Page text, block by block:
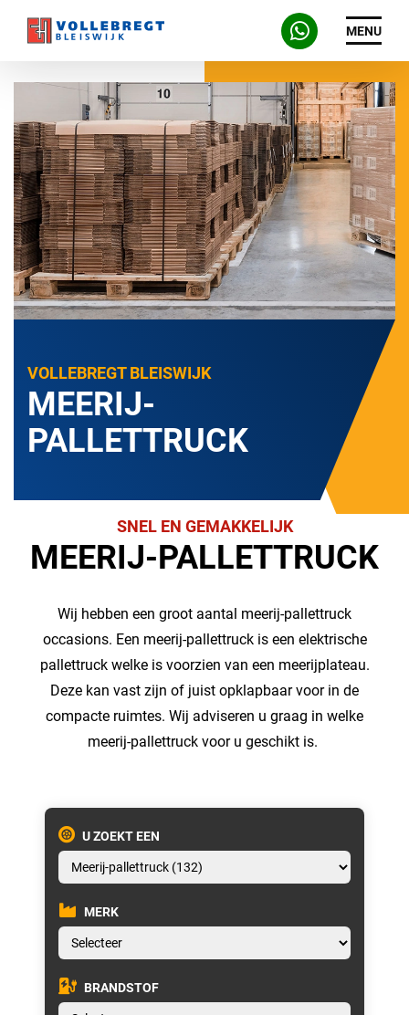
MENU
VOLLEBREGT BLEISWIJK
MEERIJ-
PALLETTRUCK
SNEL EN GEMAKKELIJK
MEERIJ-PALLETTRUCK
Wij hebben een groot aantal meerij-pallettruck
occasions. Een meerij-pallettruck is een elektrische
pallettruck welke is voorzien van een meerijplateau.
Deze kan vast zijn of juist opklapbaar voor in de
compacte ruimtes. Wij adviseren u graag in welke
meerij-pallettruck voor u geschikt is.
U ZOEKT EEN
MERK
BRANDSTOF